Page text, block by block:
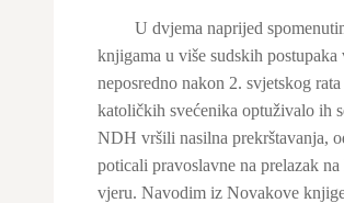
U dvjema naprijed
knjigama u više sudskih postupaka
neposredno nakon 2. svjetskog
katoličkih svećenika optuživalo ih
NDH vršili nasilna prekrštavanja,
poticali pravoslavne na prelazak
vjeru. Navodim iz Novakove